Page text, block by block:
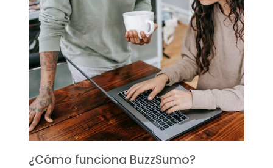
¿Cómo funciona BuzzSumo?